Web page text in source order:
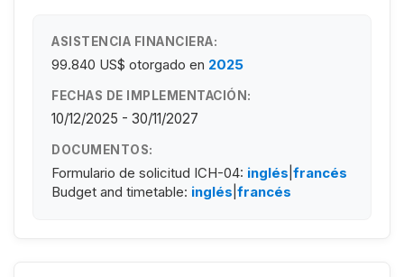
ASISTENCIA FINANCIERA:
99.840 US$ otorgado en 2025
FECHAS DE IMPLEMENTACIÓN:
10/12/2025 - 30/11/2027
DOCUMENTOS:
Formulario de solicitud ICH-04: inglés francés
Budget and timetable: inglés francés